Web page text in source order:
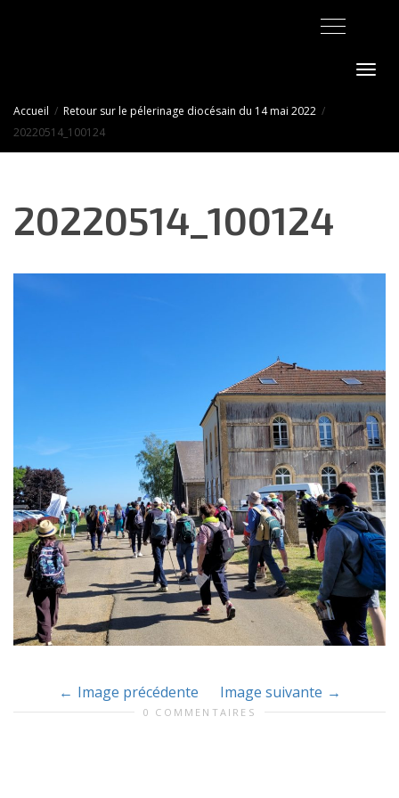
Activer/
Accueil
Retour sur le pélerinage diocésain du 14 mai 2022
20220514_100124
20220514_100124
Image précédente Image suivante
0 COMMENTAIRES